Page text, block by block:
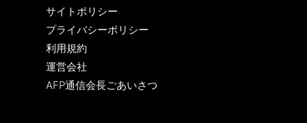
サイトポリシー
プライバシーポリシー
利用規約
運営会社
AFP通信会長ごあいさつ